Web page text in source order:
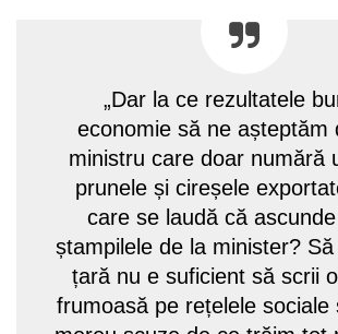
„Dar la ce rezultatele
economie să ne așteptăm
ministru care doar numără
prunele și cireșele
care se laudă că
ștampilele de la minister?
țară nu e suficient să scrii
frumoasă pe rețelele sociale